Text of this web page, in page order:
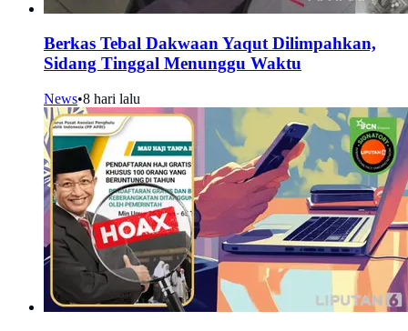
Berkas Tebal Dakwaan Yaqut Dilimpahkan,
Sidang Tinggal Menunggu Waktu
News•8 hari lalu